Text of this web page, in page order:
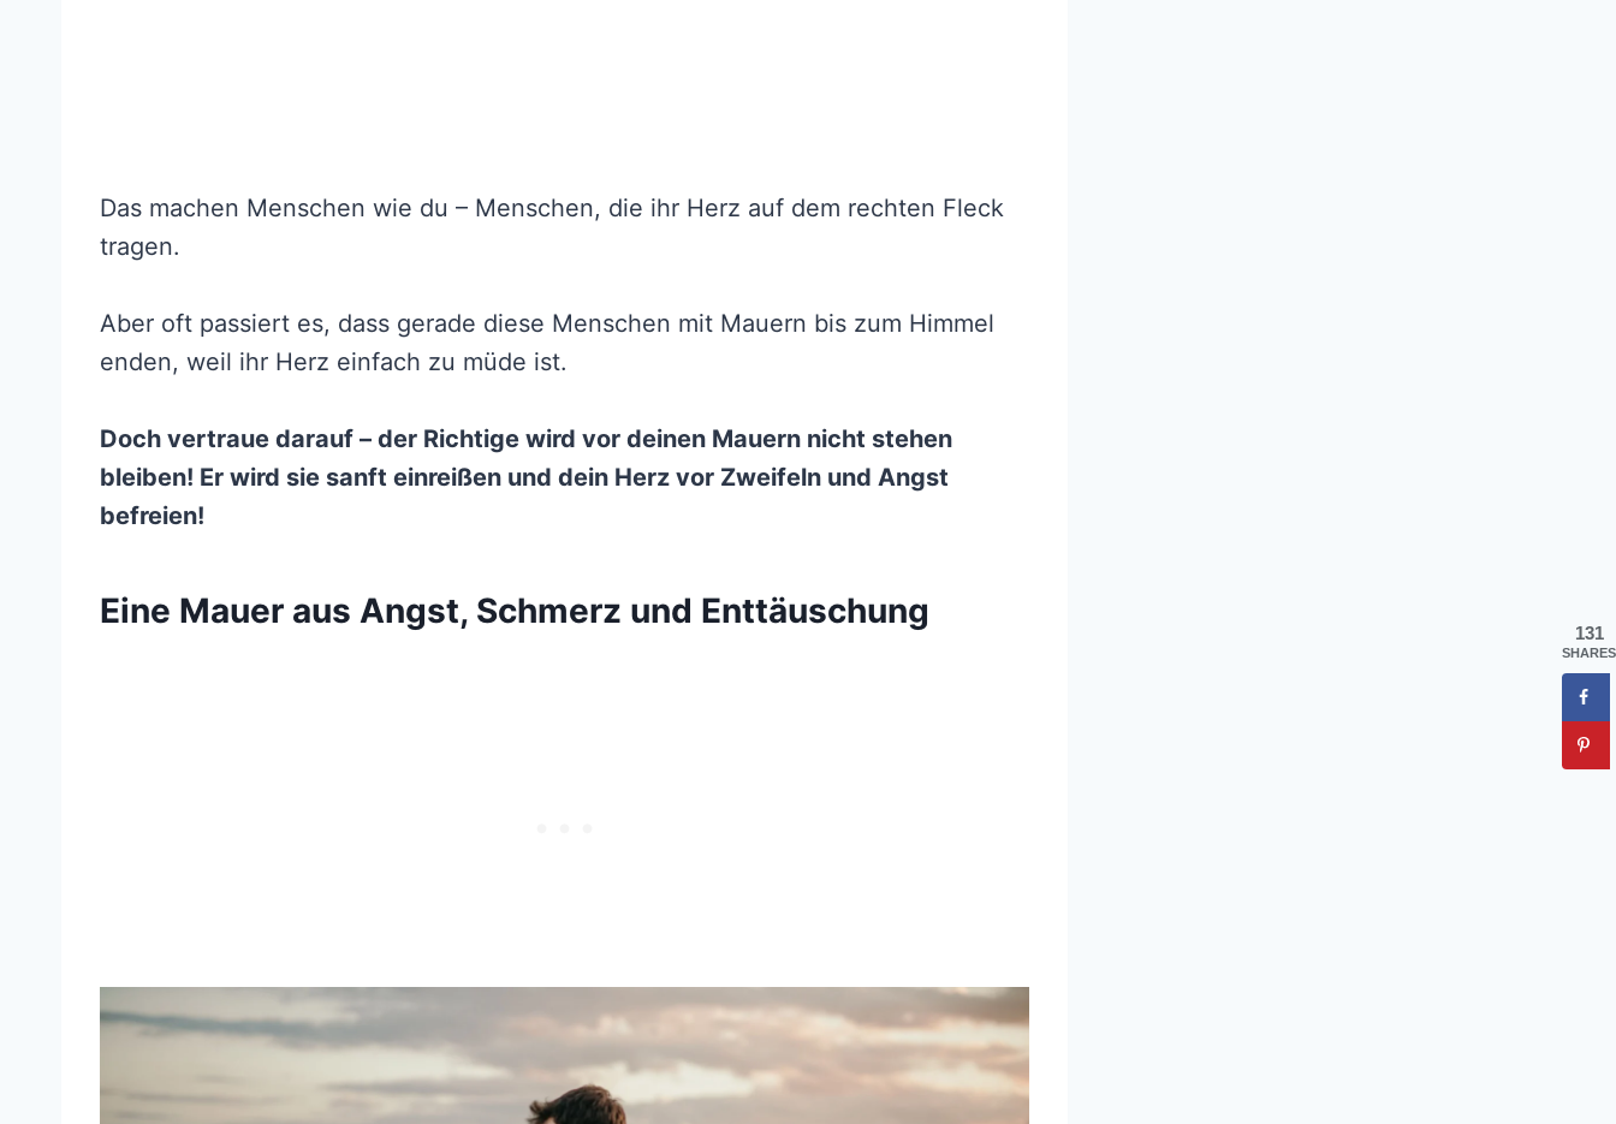
Das machen Menschen wie du – Menschen, die ihr Herz auf dem rechten Fleck
tragen.
Aber oft passiert es, dass gerade diese Menschen mit Mauern bis zum Himmel
enden, weil ihr Herz einfach zu müde ist.
Doch vertraue darauf – der Richtige wird vor deinen Mauern nicht stehen
bleiben! Er wird sie sanft einreißen und dein Herz vor Zweifeln und Angst
befreien!
Eine Mauer aus Angst, Schmerz und Enttäuschung
131
SHARES